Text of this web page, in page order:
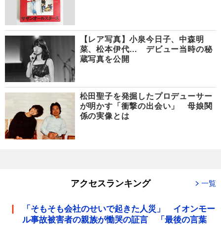
【レア写真】小泉今日子、中森明
菜、松本伊代… デビュー当時の秘
蔵写真を公開
松田聖子を発掘したプロデューサー
が明かす「衝撃の出会い」 母娘関
係の実像とは
アクセスランキング 一覧
「そもそも会社のせいで起きた人災」 イオンモー
ル事故被害者の親族が慟哭の証言 「最後の言葉